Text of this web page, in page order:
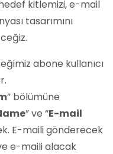
kitlemizi, e-mail
tasarımını
abone kullanıcı
” bölümüne
” ve “E-mail
E-maili gönderecek
e-maili alacak